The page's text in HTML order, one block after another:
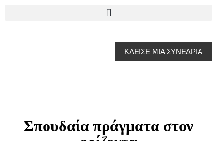
ΚΛΕΙΣΕ ΜΙΑ ΣΥΝΕΔΡΙΑ
Σπουδαία πράγματα στον